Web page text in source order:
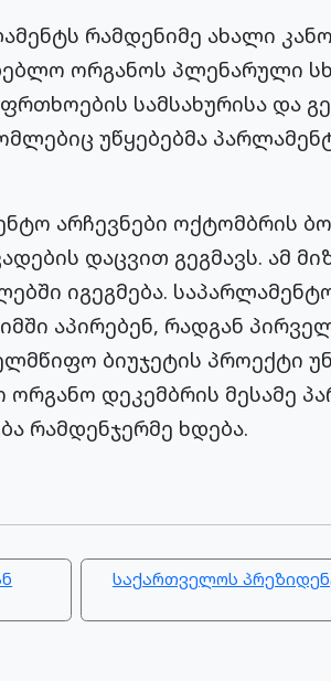
რამდენიმე ახალი
ორგანოს პლენარული
სამსახურისა და
უწყებებმა
არჩევნები ოქტომბრის
დაცვით გეგმავს. ამ
იგეგმება.
აპირებენ, რადგან
ბიუჯეტის პროექტი
დეკემბრის მესამე
რამდენჯერმე ხდება.
საქართველოს